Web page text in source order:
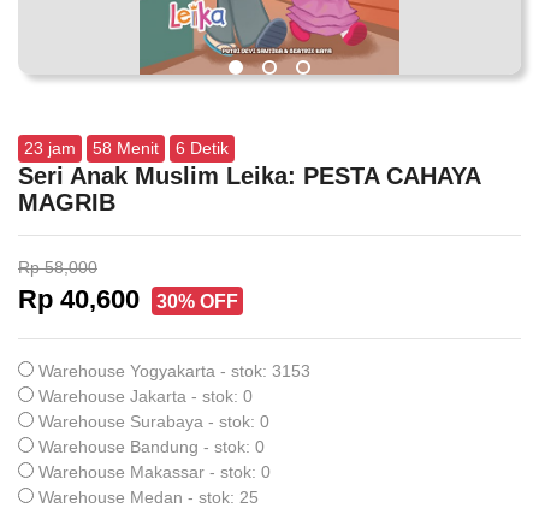
23 jam 58 Menit 5 Detik
Seri Anak Muslim Leika: PESTA CAHAYA
MAGRIB
Rp 58,000
Rp 40,600 30% OFF
Warehouse Yogyakarta - stok: 3153
Warehouse Jakarta - stok: 0
Warehouse Surabaya - stok: 0
Warehouse Bandung - stok: 0
Warehouse Makassar - stok: 0
Warehouse Medan - stok: 25